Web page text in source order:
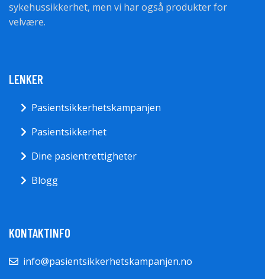
sykehussikkerhet, men vi har også produkter for
velvære.
LENKER
Pasientsikkerhetskampanjen
Pasientsikkerhet
Dine pasientrettigheter
Blogg
KONTAKTINFO
info@pasientsikkerhetskampanjen.no